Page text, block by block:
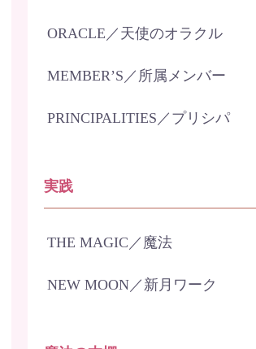
ORACLE／天使のオラクル
MEMBER’S／所属メンバー
PRINCIPALITIES／プリシパ
実践
THE MAGIC／魔法
NEW MOON／新月ワーク